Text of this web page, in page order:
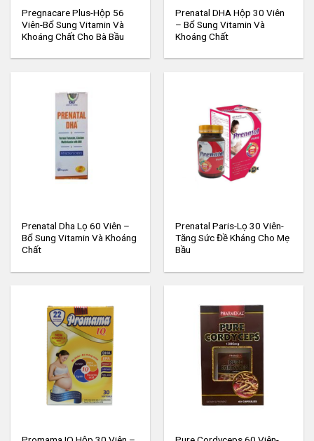
Pregnacare Plus-Hộp 56
Viên-Bổ Sung Vitamin Và
Khoáng Chất Cho Bà Bầu
Prenatal DHA Hộp 30 Viên
– Bổ Sung Vitamin Và
Khoáng Chất
Prenatal Dha Lọ 60 Viên –
Bổ Sung Vitamin Và Khoáng
Chất
Prenatal Paris-Lọ 30 Viên-
Tăng Sức Đề Kháng Cho Mẹ
Bầu